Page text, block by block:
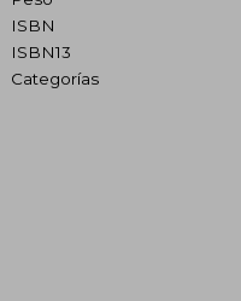
ISBN
ISBN13
Categorías